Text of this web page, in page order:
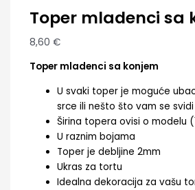
Toper mladenci sa
8,60 €
Toper mladenci sa konjem
U svaki toper je moguće
srce ili nešto što vam se svidi
Širina topera ovisi o modelu
U raznim bojama
Toper je debljine 2mm
Ukras za tortu
Idealna dekoracija za vašu